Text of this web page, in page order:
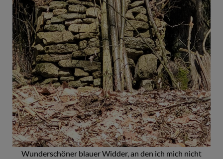
Wunderschöner blauer Widder, an den ich mich nicht